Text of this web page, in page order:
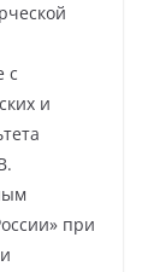
с
и
при